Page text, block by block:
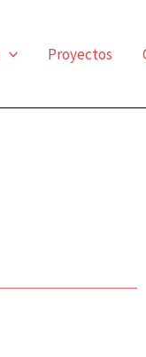
Proyectos